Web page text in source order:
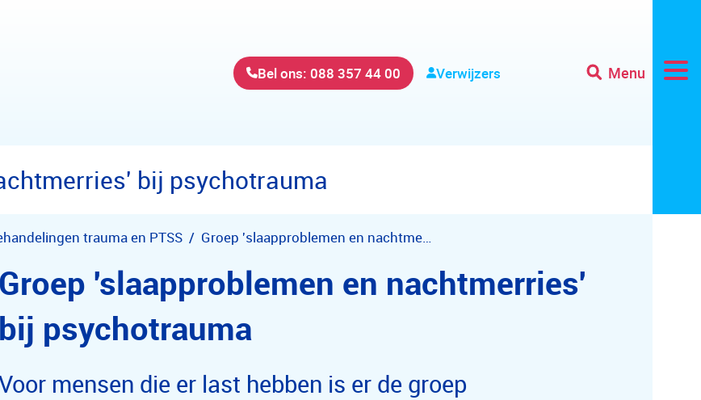
Bel ons: 088 357 44 00 Verwijzers Menu
bij psychotrauma
trauma en PTSS Groep 'slaapproblemen en nachtmerries' bij psychotrauma
Groep 'slaapproblemen en nachtmerries'
bij psychotrauma
mensen die er last hebben is er de groep